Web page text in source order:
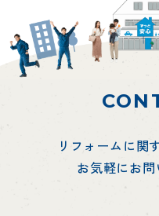
リフォームに関
お気軽にお問